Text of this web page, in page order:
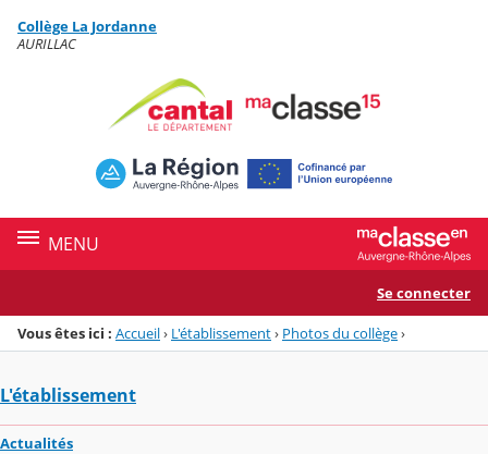
Menu de la rubrique
Contenu
Collège La Jordanne
AURILLAC
MENU
Se connecter
Vous êtes ici : Accueil› L'établissement› Photos du collège›
L'établissement
Actualités